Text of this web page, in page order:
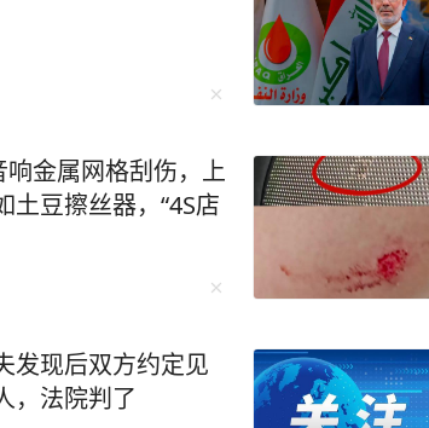
响金属网格刮伤，上
豆擦丝器，“4S店
发现后双方约定见
，法院判了